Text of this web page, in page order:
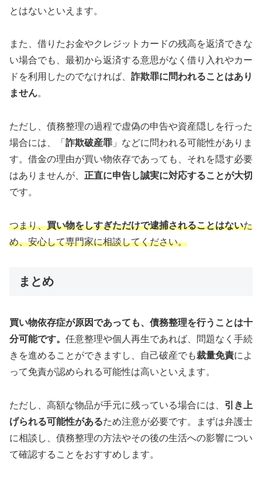
とはないといえます。
また、借りたお金やクレジットカードの残高を返済できな
い場合でも、最初から返済する意思がなく借り入れやカー
ドを利用したのでなければ、 詐欺罪に問われることはあり
ません。
ただし、債務整理の過程で虚偽の申告や資産隠しを行った
場合には、「 詐欺破産罪 」などに問われる可能性がありま
す。借金の理由が買い物依存であっても、それを隠す必要
はありませんが、 正直に申告し誠実に対応することが大切
です。
つまり、買い物をしすぎただけで逮捕されることはないた
め、安心して専門家に相談してください。
まとめ
買い物依存症が原因であっても、債務整理を行うことは十
分可能です。 任意整理や個人再生であれば、問題なく手続
きを進めることができますし、自己破産でも裁量免責によ
って免責が認められる可能性は高いといえます。
ただし、高額な物品が手元に残っている場合には、 引き上
げられる可能性があるため注意が必要です。まずは弁護士
に相談し、債務整理の方法やその後の生活への影響につい
て確認することをおすすめします。